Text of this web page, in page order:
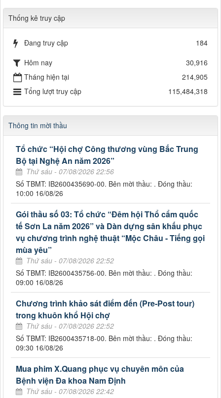
Thống kê truy cập
Đang truy cập
184
Hôm nay
30,916
Tháng hiện tại
214,905
Tổng lượt truy cập
115,484,318
Thông tin mời thầu
Tổ chức “Hội chợ Công thương vùng Bắc Trung
Bộ tại Nghệ An năm 2026”
Thứ sáu - 07/08/2026 22:56
Số TBMT: IB2600435690-00. Bên mời thầu: . Đóng thầu:
10:00 16/08/26
Gói thầu số 03: Tổ chức “Đêm hội Thổ cẩm quốc
tế Sơn La năm 2026” và Dàn dựng sân khấu phục
vụ chương trình nghệ thuật “Mộc Châu - Tiếng gọi
mùa yêu”
Thứ sáu - 07/08/2026 22:52
Số TBMT: IB2600435756-00. Bên mời thầu: . Đóng thầu:
09:00 16/08/26
Chương trình khảo sát điểm đến (Pre-Post tour)
trong khuôn khổ Hội chợ
Thứ sáu - 07/08/2026 22:52
Số TBMT: IB2600435718-00. Bên mời thầu: . Đóng thầu:
09:30 16/08/26
Mua phim X.Quang phục vụ chuyên môn của
Bệnh viện Đa khoa Nam Định
Thứ sáu - 07/08/2026 22:42